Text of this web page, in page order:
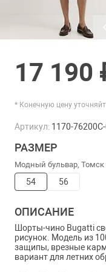
17 190
* Конечную цену
Артикул: 1170-
РАЗМЕР
Модный бульвар, Томск
54 56
ОПИСАНИЕ
Шорты-чино Bugatti
рисунок. Модель из
защипы, врезные
вариант для летних